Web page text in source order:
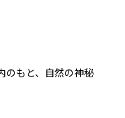
のもと、自然の神秘